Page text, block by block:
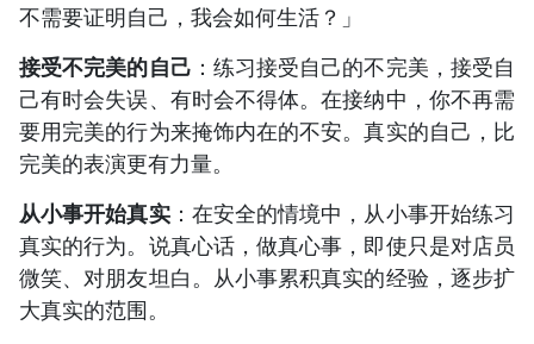
不需要证明自己，我会如何生活？」
接受不完美的自己 ：练习接受自己的不完美，接受自
己有时会失误、有时会不得体。在接纳中，你不再需
要用完美的行为来掩饰内在的不安。真实的自己，比
完美的表演更有力量。
从小事开始真实：在安全的情境中，从小事开始练习
真实的行为。说真心话，做真心事，即使只是对店员
微笑、对朋友坦白。从小事累积真实的经验，逐步扩
大真实的范围。